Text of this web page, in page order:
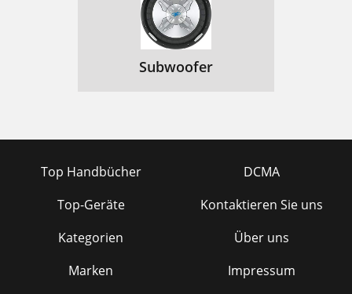
Subwoofer
Top Handbücher
Top-Geräte
Kategorien
Marken
DCMA
Kontaktieren Sie uns
Über uns
Impressum